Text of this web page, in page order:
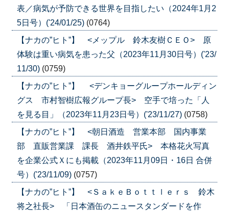
表／病気が予防できる世界を目指したい（2024年1月2
5日号）('24/01/25) (0764)
【ナカの”ヒト”】 <メップル 鈴木友樹ＣＥＯ> 原
体験は重い病気を患った父（2023年11月30日号）('23/
11/30) (0759)
【ナカの”ヒト”】 <デンキョーグループホールディン
グス 市村智樹広報グループ長> 空手で培った「人
を見る目」（2023年11月23日号）('23/11/27) (0758)
【ナカの”ヒト”】 <朝日酒造 営業本部 国内事業
部 直販営業課 課長 酒井鉄平氏> 本格花火写真
を企業公式Ｘにも掲載（2023年11月09日・16日 合併
号）('23/11/09) (0757)
【ナカの”ヒト”】 <ＳａｋｅＢｏｔｔｌｅｒｓ 鈴木
将之社長> 「日本酒缶のニュースタンダードを作